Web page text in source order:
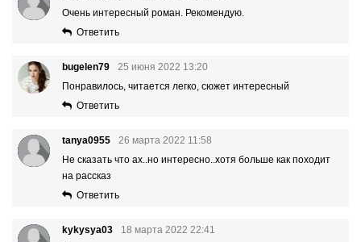
Очень интересный роман. Рекомендую.
Ответить
bugelen79
25 июня 2022 13:20
Понравилось, читается легко, сюжет интересный
Ответить
tanya0955
26 марта 2022 11:58
Не сказать что ах..но интересно..хотя больше как походит
на рассказ
Ответить
kykysya03
18 марта 2022 22:41